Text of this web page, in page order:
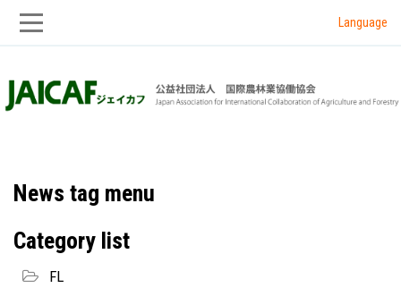
to
to
Language
News tag menu
Category list
FL